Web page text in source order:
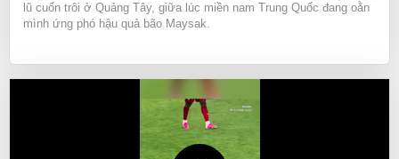
lũ cuốn trôi ở Quảng Tây, giữa lúc miền nam Trung Quốc đang oằn
mình ứng phó hậu quả bão Maysak.